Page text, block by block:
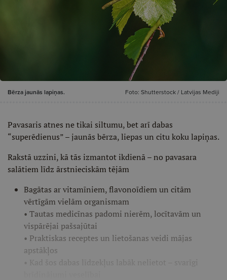
Bērza jaunās lapiņas. Foto: Shutterstock / Latvijas Mediji
Pavasaris atnes ne tikai siltumu, bet arī dabas
“superēdienus” – jaunās bērza, liepas un citu koku lapiņas.
Rakstā uzzini, kā tās izmantot ikdienā – no pavasara
salātiem līdz ārstnieciskām tējām
Bagātas ar vitamīniem, flavonoīdiem un citām
vērtīgām vielām organismam
• Tautas medicīnas padomi nierēm, locītavām un
vispārējai pašsajūtai
• Praktiskas receptes un lietošanas veidi mājas
apstākļos
• Kad šos dabas līdzekļus labāk nelietot – svarīgi